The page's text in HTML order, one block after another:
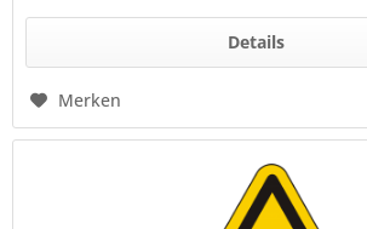
Details
Merken